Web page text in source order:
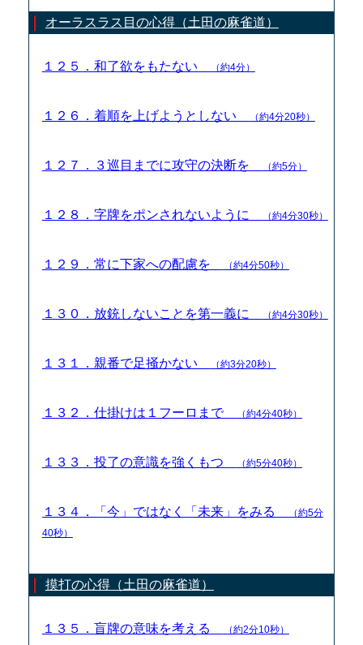
オーラスラス目の心得（土田の麻雀道）
１２５．和了欲をもたない （約4分）
１２６．着順を上げようとしない （約4分20秒）
１２７．３巡目までに攻守の決断を （約5分）
１２８．字牌をポンされないように （約4分30秒）
１２９．常に下家への配慮を （約4分50秒）
１３０．放銃しないことを第一義に （約4分30秒）
１３１．親番で足掻かない （約3分20秒）
１３２．仕掛けは１フーロまで （約4分40秒）
１３３．投了の意識を強くもつ （約5分40秒）
１３４．「今」ではなく「未来」をみる
（約5分
40秒）
摸打の心得（土田の麻雀道）
１３５．盲牌の意味を考える （約2分10秒）